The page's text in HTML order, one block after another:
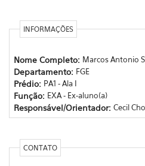
INFORMAÇÕES
Nome Completo: Marcos Antonio
Departamento: FGE
Prédio: PA1 - Ala I
Função: EXA - Ex-aluno(a)
Responsável/Orientador: Cecil
CONTATO